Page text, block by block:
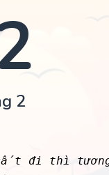
2
đi thì